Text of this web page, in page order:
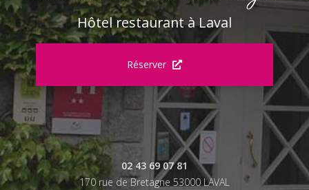
Hôtel restaurant à Laval
Réserver
02 43 69 07 81
170 rue de Bretagne 53000 LAVAL